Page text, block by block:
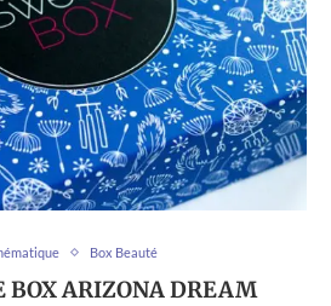
Box Beauté
BOX ARIZONA DREAM